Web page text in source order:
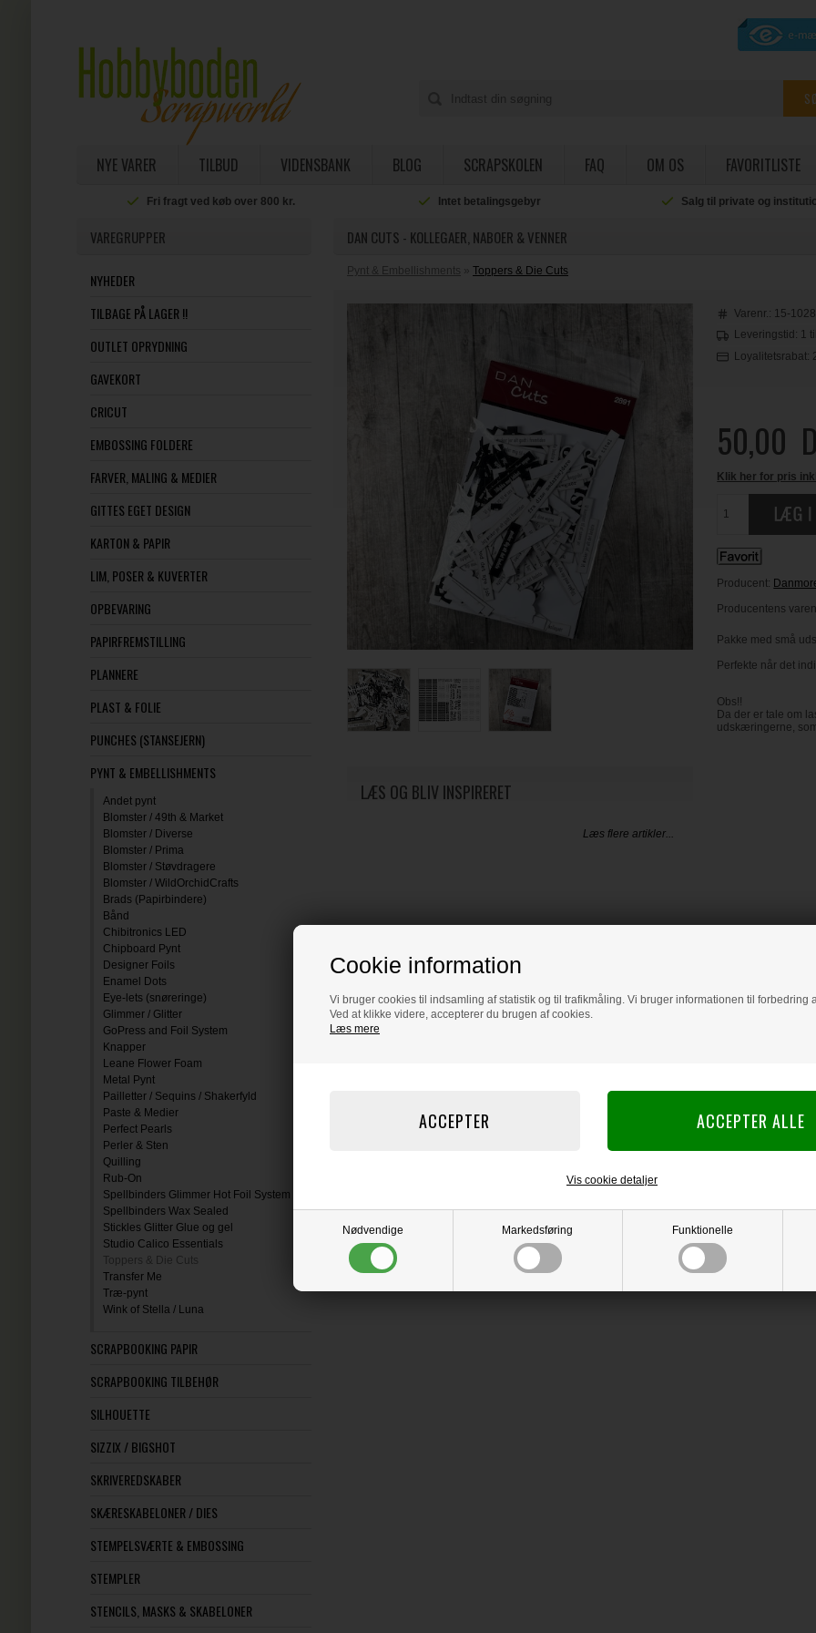
Cookie information
Vi bruger cookies til indsamling af statistik og til trafikmåling. Vi bruger informationen til forbedring
Ved at klikke videre, accepterer du brugen af cookies.
Læs mere
Nødvendige Markedsføring Funktionelle
Vis cookie detaljer
NYE VARER TILBUD VIDENSBANK BLOG SCRAPSKOLEN FAQ OM OS FAVORITLISTE
Fri fragt ved køb over 800 kr. Intet betalingsgebyr Salg til private og
VAREGRUPPER
NYHEDER
TILBAGE PÅ LAGER !!
OUTLET OPRYDNING
GAVEKORT
CRICUT
EMBOSSING FOLDERE
FARVER, MALING & MEDIER
GITTES EGET DESIGN
KARTON & PAPIR
LIM, POSER & KUVERTER
OPBEVARING
PAPIRFREMSTILLING
PLANNERE
PLAST & FOLIE
PUNCHES (STANSEJERN)
PYNT & EMBELLISHMENTS
Andet pynt
Blomster / 49th & Market
Blomster / Diverse
Blomster / Prima
Blomster / Støvdragere
Blomster / WildOrchidCrafts
Brads (Papirbindere)
Bånd
Chibitronics LED
Chipboard Pynt
Designer Foils
Enamel Dots
Eye-lets (snøreringe)
Glimmer / Glitter
GoPress and Foil System
Knapper
Leane Flower Foam
Metal Pynt
Pailletter / Sequins / Shakerfyld
Paste & Medier
Perfect Pearls
Perler & Sten
Quilling
Rub-On
Spellbinders Glimmer Hot Foil System
Spellbinders Wax Sealed
Stickles Glitter Glue og gel
Studio Calico Essentials
Toppers & Die Cuts
Transfer Me
Træ-pynt
Wink of Stella / Luna
SCRAPBOOKING PAPIR
SCRAPBOOKING TILBEHØR
SILHOUETTE
SIZZIX / BIGSHOT
SKRIVEREDSKABER
SKÆRESKABELONER / DIES
STEMPELSVÆRTE & EMBOSSING
STEMPLER
STENCILS, MASKS & SKABELONER
DAN CUTS - KOLLEGAER, NABOER & VENNER
Pynt & Embellishments »Toppers & Die Cuts
Varenr.: 15-
Leveringstid: 1
Loyalitetsrabat:
50,00
Klik her for pris
Producent:
Producentens
Pakke med små
Perfekte når det
Obs!!
Da der er tale om
udskæringerne,
LÆS OG BLIV INSPIRERET
Læs flere artikler...